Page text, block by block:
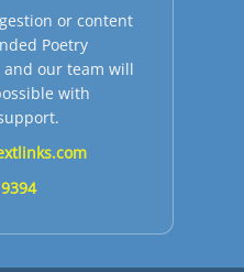
or content
Poetry
our team will
with